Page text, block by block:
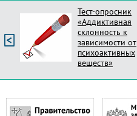
Тест-опросник
«Аддиктивная
склонность к
зависимости от
психоактивных
веществ»